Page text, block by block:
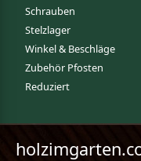
Schrauben
Stelzlager
Winkel & Beschläge
Zubehör Pfosten
Reduziert